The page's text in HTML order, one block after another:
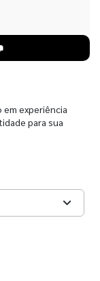
em experiência
para sua